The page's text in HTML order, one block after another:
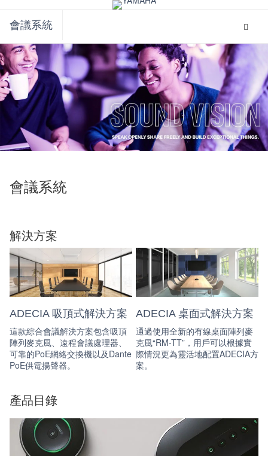
My
global
navigation
會議系統
Toggle
會議系統
解決方案
ADECIA 吸頂式解決方案
這款綜合會議解決方案包含吸頂
陣列麥克風、遠程會議處理器、
可靠的PoE網絡交換機以及Dante
PoE供電揚聲器。
ADECIA 桌面式解決方案
通過使用全新的有線桌面陣列麥
克風“RM-TT”，用戶可以根據實
際情況更為靈活地配置ADECIA方
案。
產品目錄